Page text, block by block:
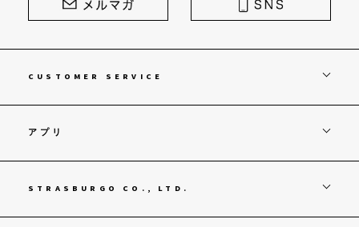
CUSTOMER SERVICE
アプリ
STRASBURGO CO., LTD.